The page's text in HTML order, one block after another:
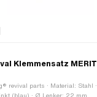
Klemmensatz MERIT
revival parts · Material: Stahl ·
(blau) · Ø Lenker: 22 mm